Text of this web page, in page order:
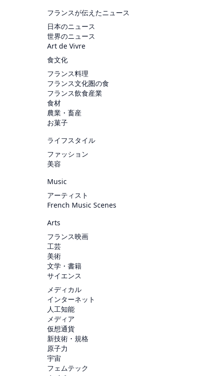
フランスが伝えたニュース
日本のニュース
世界のニュース
Art de Vivre
食文化
フランス料理
フランス文化圏の食
フランス飲食産業
食材
農業・畜産
お菓子
ライフスタイル
ファッション
美容
Music
アーティスト
French Music Scenes
Arts
フランス映画
工芸
美術
文学・書籍
サイエンス
メディカル
インターネット
人工知能
メディア
仮想通貨
新技術・規格
原子力
宇宙
フェムテック